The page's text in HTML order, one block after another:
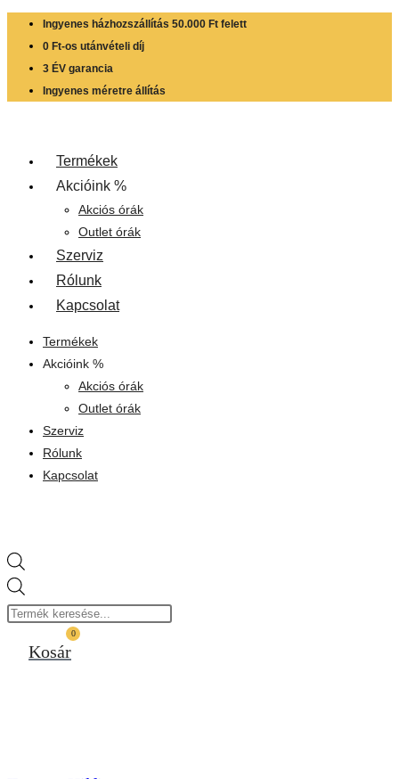
content
Ingyenes házhozszállítás 50.000 Ft felett
0 Ft-os utánvételi díj
3 ÉV garancia
Ingyenes méretre állítás
Termékek
Akcióink %
Akciós órák
Outlet órák
Szerviz
Rólunk
Kapcsolat
Termékek
Akcióink %
Akciós órák
Outlet órák
Szerviz
Rólunk
Kapcsolat
search
0
Kosár